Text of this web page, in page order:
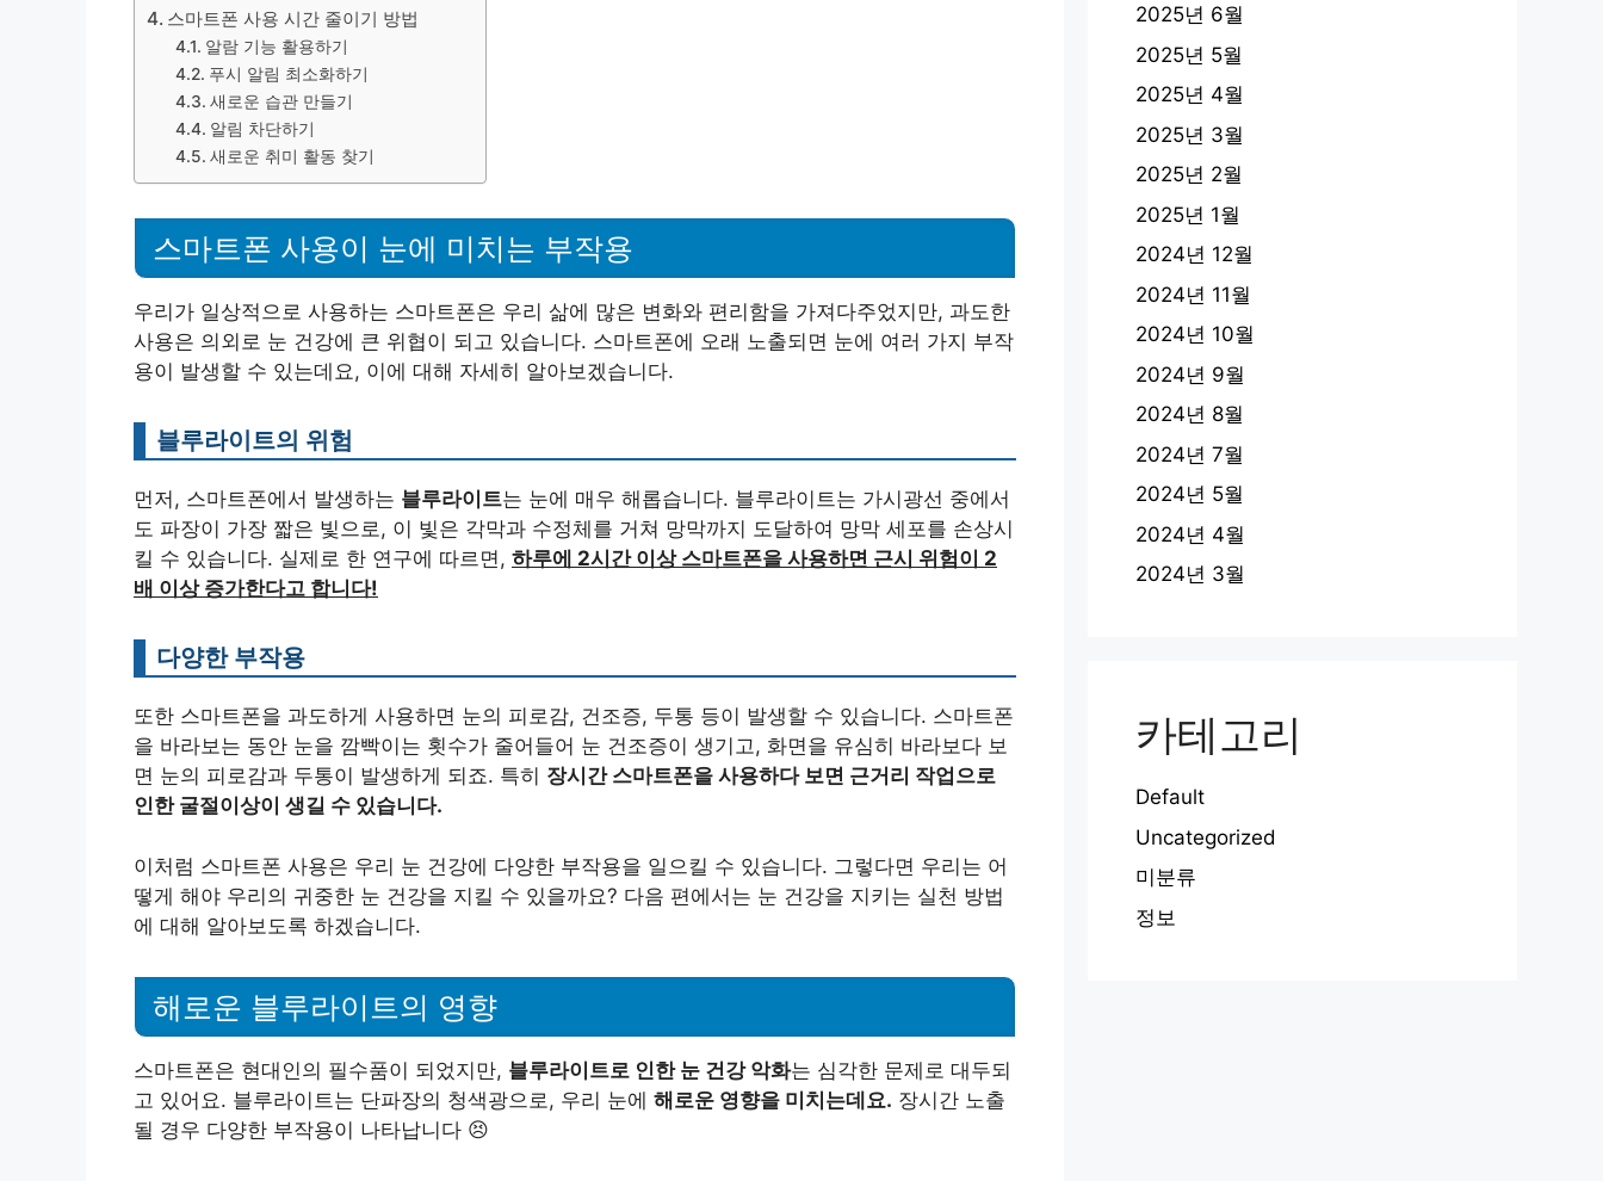
스마트폰 사용 시간 줄이기 방법
알람 기능 활용하기
푸시 알림 최소화하기
새로운 습관 만들기
알림 차단하기
새로운 취미 활동 찾기
스마트폰 사용이 눈에 미치는 부작용
우리가 일상적으로 사용하는 스마트폰은 우리 삶에 많은 변화와 편리함을 가져다주었지만, 과도한
사용은 의외로 눈 건강에 큰 위협이 되고 있습니다. 스마트폰에 오래 노출되면 눈에 여러 가지 부작
용이 발생할 수 있는데요, 이에 대해 자세히 알아보겠습니다.
블루라이트의 위험
먼저, 스마트폰에서 발생하는 블루라이트는 눈에 매우 해롭습니다. 블루라이트는 가시광선 중에서
도 파장이 가장 짧은 빛으로, 이 빛은 각막과 수정체를 거쳐 망막까지 도달하여 망막 세포를 손상시
킬 수 있습니다. 실제로 한 연구에 따르면, 하루에 2시간 이상 스마트폰을 사용하면 근시 위험이 2
배 이상 증가한다고 합니다!
다양한 부작용
또한 스마트폰을 과도하게 사용하면 눈의 피로감, 건조증, 두통 등이 발생할 수 있습니다. 스마트폰
을 바라보는 동안 눈을 깜빡이는 횟수가 줄어들어 눈 건조증이 생기고, 화면을 유심히 바라보다 보
면 눈의 피로감과 두통이 발생하게 되죠. 특히 장시간 스마트폰을 사용하다 보면 근거리 작업으로
인한 굴절이상이 생길 수 있습니다.
이처럼 스마트폰 사용은 우리 눈 건강에 다양한 부작용을 일으킬 수 있습니다. 그렇다면 우리는 어
떻게 해야 우리의 귀중한 눈 건강을 지킬 수 있을까요? 다음 편에서는 눈 건강을 지키는 실천 방법
에 대해 알아보도록 하겠습니다.
해로운 블루라이트의 영향
스마트폰은 현대인의 필수품이 되었지만, 블루라이트로 인한 눈 건강 악화는 심각한 문제로 대두되
고 있어요. 블루라이트는 단파장의 청색광으로, 우리 눈에 해로운 영향을 미치는데요. 장시간 노출
될 경우 다양한 부작용이 나타납니다 😣
2025년 6월
2025년 5월
2025년 4월
2025년 3월
2025년 2월
2025년 1월
2024년 12월
2024년 11월
2024년 10월
2024년 9월
2024년 8월
2024년 7월
2024년 5월
2024년 4월
2024년 3월
카테고리
Default
Uncategorized
미분류
정보